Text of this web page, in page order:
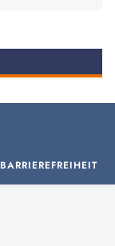
BARRIEREFREIHEIT